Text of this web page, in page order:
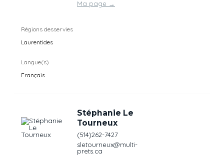
Ma page →
Régions desservies
Laurentides
Langue(s)
Français
Stéphanie Le
Tourneux
(514)262-7427
sletourneux@multi-
prets.ca